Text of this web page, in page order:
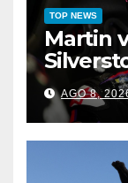
TOP NEWS
Martin
e AGO 8,